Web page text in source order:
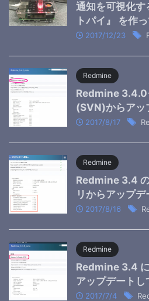
通知を可視化
トパイ』 を作
2017/12/23
Redmine
Redmine
(SVN)からアッ
2017/8/17
Redmine
Redmine 3.4
リからアップ
2017/8/16
Redmine
Redmine 3.4
アップデートし
2017/7/4